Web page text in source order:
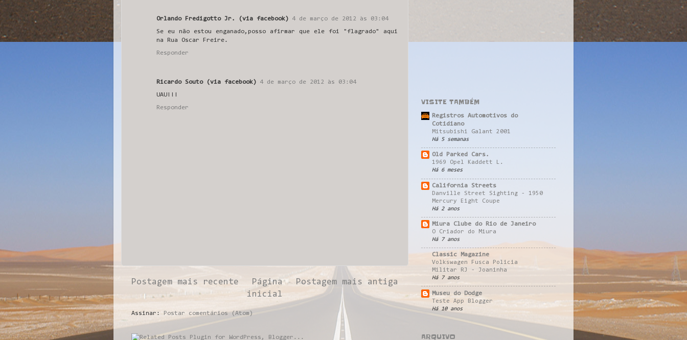
Orlando Fredigotto Jr. (via facebook) 4 de março de 2012 às 03:04
Se eu não estou enganado,posso afirmar que ele foi "flagrado" aqui
na Rua Oscar Freire.
Responder
Ricardo Souto (via facebook) 4 de março de 2012 às 03:04
UAU!!!
Responder
Postagem mais recente Postagem mais antiga
Página
inicial
Assinar: Postar comentários (Atom)
VISITE TAMBÉM
Registros Automotivos do
Cotidiano
Mitsubishi Galant 2001
Há 5 semanas
Old Parked Cars.
1969 Opel Kaddett L.
Há 6 meses
California Streets
Danville Street Sighting - 1950
Mercury Eight Coupe
Há 2 anos
Miura Clube do Rio de Janeiro
O Criador do Miura
Há 7 anos
Classic Magazine
Volkswagen Fusca Policia
Militar RJ - Joaninha
Há 7 anos
Museu do Dodge
Teste App Blogger
Há 10 anos
ARQUIVO